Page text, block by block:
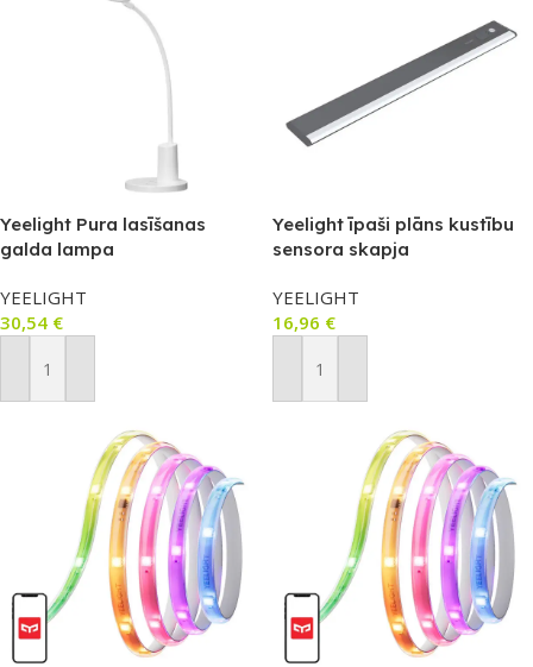
Yeelight Pura lasīšanas
galda lampa
YEELIGHT
30,54 €
Pievienot Grozam
Yeelight īpaši plāns kustību
sensora skapja
YEELIGHT
16,96 €
Pievienot Grozam